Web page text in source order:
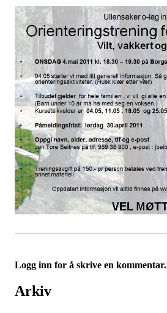
Logg inn for å skrive en kommentar.
Arkiv